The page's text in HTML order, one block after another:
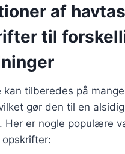
af
til
kan tilberedes på
gør den til en
Her er nogle populære